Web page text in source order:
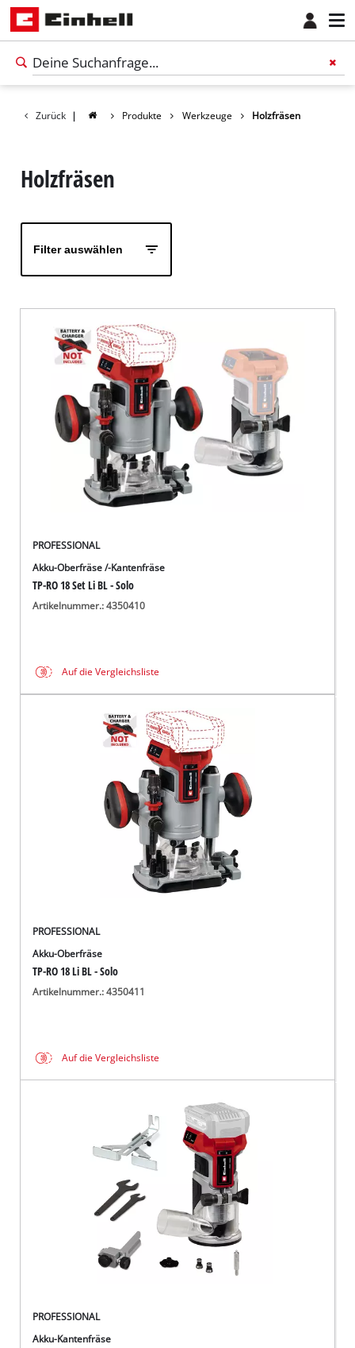
Deutsch
English
čeština
Zurück | Produkte Werkzeuge Holzfräsen
Holzfräsen
Filter auswählen
PROFESSIONAL
Akku-Oberfräse /-Kantenfräse
TP-RO 18 Set Li BL - Solo
Artikelnummer.: 4350410
Auf die Vergleichsliste
PROFESSIONAL
Akku-Oberfräse
TP-RO 18 Li BL - Solo
Artikelnummer.: 4350411
Auf die Vergleichsliste
PROFESSIONAL
Akku-Kantenfräse